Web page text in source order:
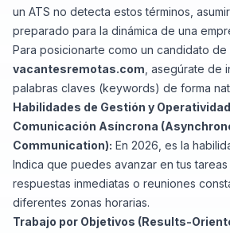
un ATS no detecta estos términos,
preparado para la dinámica de una
Para posicionarte como un candidato de
vacantesremotas.com , asegúrate de
palabras claves (keywords) de forma
Habilidades de Gestión y Operatividad
Comunicación Asíncrona
Communication): En 2026, es la
Indica que puedes avanzar en tus
respuestas inmediatas o reuniones
diferentes zonas horarias.
Trabajo por Objetivos (Results-